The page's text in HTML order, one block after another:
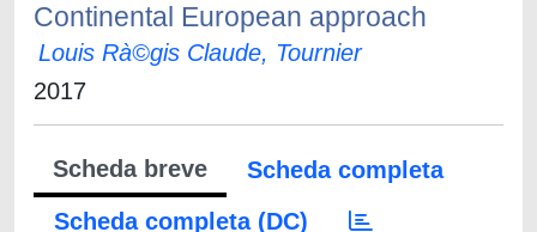
Continental European approach
Louis Rà©gis Claude, Tournier
2017
Scheda breve
Scheda completa
Scheda completa (DC)